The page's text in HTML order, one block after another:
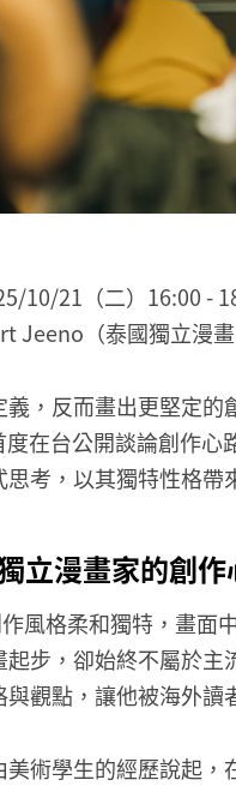
10/21（二）16:00 -
Jeeno（泰國獨立漫畫
義，反而畫出更堅定
在台公開談論創作心
考，以其獨特性格帶
立漫畫家的創作
風格柔和獨特，畫面
步，卻始終不屬於主
觀點，讓他被海外讀
術學生的經歷說起